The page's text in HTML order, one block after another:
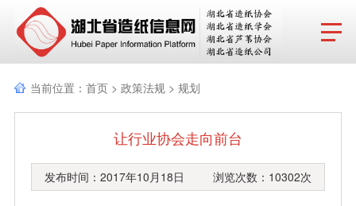
网站首页
协会动态
行业报告
政策法规
当前位置： 首页> 政策法规> 规划
让行业协会走向前台
发布时间：2017年10月18日 浏览次数：10302次